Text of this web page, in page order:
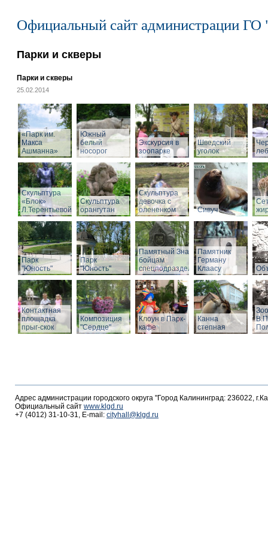
Официальный сайт администрации ГО
Парки и скверы
Парки и скверы
25.02.2014
«Парк им.
Макса
Ашманна»
Южный
белый
носорог
Экскурсия в
зоопарке
Шведский
уголок
Скульптура
«Блок»
Л.Терентьевой
Скульптура
орангутан
Скульптура
девочка с
олененком
Сивуч
Парк
"Юность"
Парк
"Юность"
Памятный Знак
бойцам
спецподразделений
Памятник
Герману
Клаасу
Контактная
площадка
прыг-скок
Композиция
"Сердце"
Клоун в Парк-
кафе
Канна
степная
Адрес администрации городского округа "Город Калининград: 236022,
Официальный сайт www.klgd.ru
+7 (4012) 31-10-31, E-mail: cityhall@klgd.ru